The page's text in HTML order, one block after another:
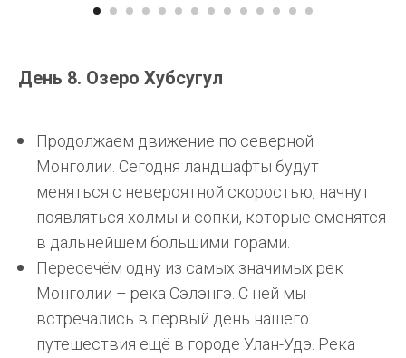
День 8. Озеро Хубсугул
Продолжаем движение по северной
Монголии. Сегодня ландшафты будут
меняться с невероятной скоростью, начнут
появляться холмы и сопки, которые сменятся
в дальнейшем большими горами.
Пересечём одну из самых значимых рек
Монголии – река Сэлэнгэ. С ней мы
встречались в первый день нашего
путешествия ещё в городе Улан-Удэ. Река